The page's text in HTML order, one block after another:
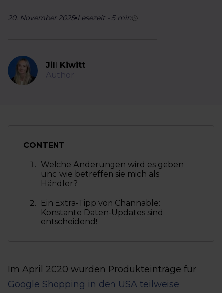
20. November 2025 Lesezeit - 5min
Jill Kiwitt
Author
CONTENT
Welche Änderungen wird es geben
und wie betreffen sie mich als
Händler?
Ein Extra-Tipp von Channable:
Konstante Daten-Updates sind
entscheidend!
Im April 2020 wurden Produkteinträge für
Google Shopping in den USA teilweise